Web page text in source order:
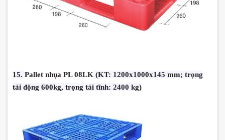
15. Pallet nhụa PL 08LK (KT: 1200x1000x145 mm; trọng
tải động 600kg, trọng tải tĩnh: 2400 kg)